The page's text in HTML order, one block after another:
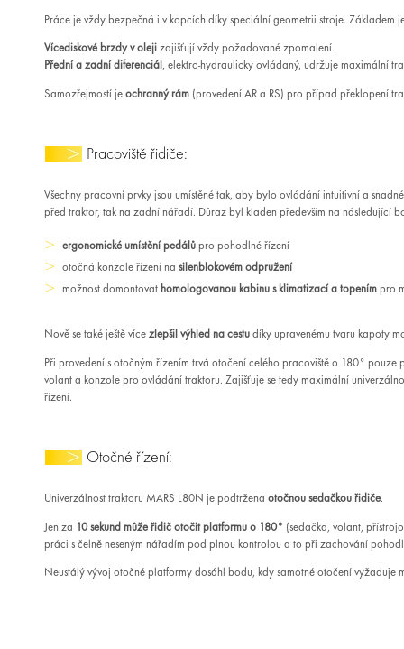
Práce je vždy bezpečná i v kopcích díky speciální geometrii stroje. Základem
Vícediskové brzdy v oleji zajišťují vždy požadované zpomalení.
Přední a zadní diferenciál, elektro-hydraulicky ovládaný, udržuje maximální
Samozřejmostí je ochranný rám (provedení AR a RS) pro případ překlopení
Pracoviště řidiče:
Všechny pracovní prvky jsou umístěné tak, aby bylo ovládání intuitivní a
před traktor, tak na zadní nářadí. Důraz byl kladen především na následující
ergonomické umístění pedálů pro pohodlné řízení
otočná konzole řízení na silenblokovém odpružení
možnost domontovat homologovanou kabinu s klimatizací a topením pro
Nově se také ještě více zlepšil výhled na cestu díky upravenému tvaru kapoty
Při provedení s otočným řízením trvá otočení celého pracoviště o 180° pouze
volant a konzole pro ovládání traktoru. Zajišťuje se tedy maximální
řízení.
Otočné řízení:
Univerzálnost traktoru MARS L80N je podtržena otočnou sedačkou řidiče.
Jen za 10 sekund může řidič otočit platformu o 180° (sedačka, volant,
práci s čelně neseným nářadím pod plnou kontrolou a to při zachování
Neustálý vývoj otočné platformy dosáhl bodu, kdy samotné otočení vyžaduje